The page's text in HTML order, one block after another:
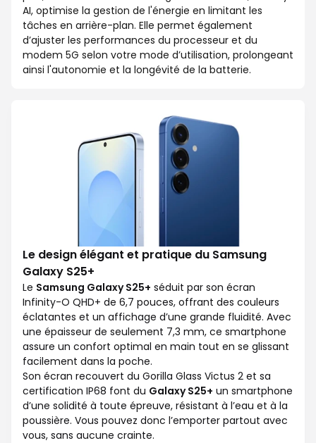
AI, optimise la gestion de l'énergie en limitant les
tâches en arrière-plan. Elle permet également
d’ajuster les performances du processeur et du
modem 5G selon votre mode d’utilisation, prolongeant
ainsi l'autonomie et la longévité de la batterie.
Le design élégant et pratique du Samsung
Galaxy S25+
Le Samsung Galaxy S25+ séduit par son écran
Infinity-O QHD+ de 6,7 pouces, offrant des couleurs
éclatantes et un affichage d’une grande fluidité. Avec
une épaisseur de seulement 7,3 mm, ce smartphone
assure un confort optimal en main tout en se glissant
facilement dans la poche.
Son écran recouvert du Gorilla Glass Victus 2 et sa
certification IP68 font du Galaxy S25+ un smartphone
d’une solidité à toute épreuve, résistant à l’eau et à la
poussière. Vous pouvez donc l’emporter partout avec
vous, sans aucune crainte.